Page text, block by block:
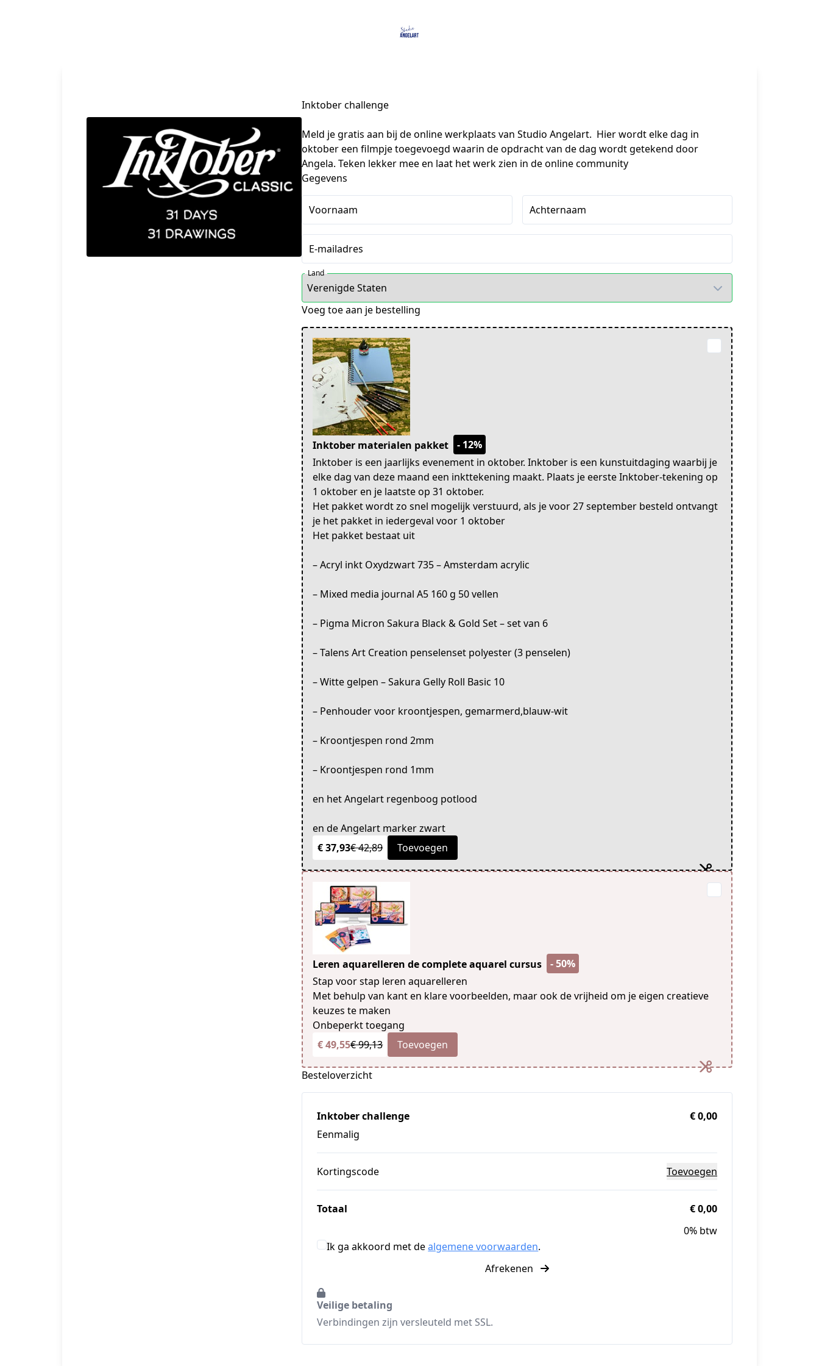
Inktober challenge
Meld je gratis aan bij de online werkplaats van Studio Angelart.  Hier wordt elke dag in
oktober een filmpje toegevoegd waarin de opdracht van de dag wordt getekend door
Angela. Teken lekker mee en laat het werk zien in de online community
Gegevens
Voornaam Achternaam
E-mailadres
Land
Voeg toe aan je bestelling
Inktober materialen pakket
- 12%
Inktober is een jaarlijks evenement in oktober. Inktober is een kunstuitdaging waarbij je
elke dag van deze maand een inkttekening maakt. Plaats je eerste Inktober-tekening op
1 oktober en je laatste op 31 oktober.
Het pakket wordt zo snel mogelijk verstuurd, als je voor 27 september besteld ontvangt
je het pakket in iedergeval voor 1 oktober
Het pakket bestaat uit
– Acryl inkt Oxydzwart 735 – Amsterdam acrylic
– Mixed media journal A5 160 g 50 vellen
– Pigma Micron Sakura Black & Gold Set – set van 6
– Talens Art Creation penselenset polyester (3 penselen)
– Witte gelpen – Sakura Gelly Roll Basic 10
– Penhouder voor kroontjespen, gemarmerd,blauw-wit
– Kroontjespen rond 2mm
– Kroontjespen rond 1mm
en het Angelart regenboog potlood
en de Angelart marker zwart
€ 37,93€ 42,89 Toevoegen
Leren aquarelleren de complete aquarel cursus
- 50%
Stap voor stap leren aquarelleren
Met behulp van kant en klare voorbeelden, maar ook de vrijheid om je eigen creatieve
keuzes te maken
Onbeperkt toegang
€ 49,55€ 99,13 Toevoegen
Besteloverzicht
Inktober challenge
Eenmalig
€ 0,00
Kortingscode Toevoegen
Totaal
€ 0,00
0% btw
Ik ga akkoord met dealgemene voorwaarden.
Afrekenen
Veilige betaling
Verbindingen zijn versleuteld met SSL.